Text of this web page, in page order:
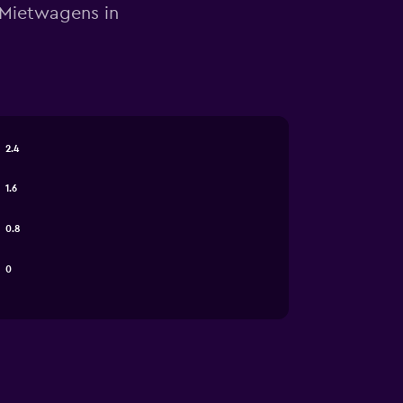
in
0
0.8
1.6
2.4